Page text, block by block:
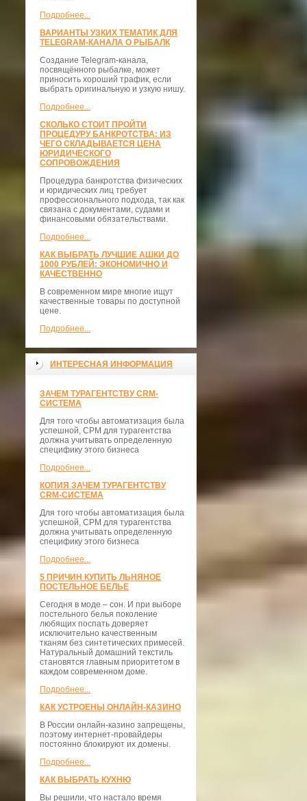
Подробнее...
ВАРИАНТЫ УЗКИХ ТЕМАТИК ДЛЯ
TELEGRAM-КАНАЛА О РЫБАЛК
Создание Telegram-канала,
посвящённого рыбалке, может
приносить хороший трафик, если
выбрать оригинальную и узкую нишу.
Подробнее...
СКОЛЬКО СТОИТ ПРОЙТИ
ПРОЦЕДУРУ БАНКРОТСТВА: ИЗ
ЧЕГО СКЛАДЫВАЕТСЯ ЦЕНА
ЮРИДИЧЕСКОГО
СОПРОВОЖДЕНИЯ
Процедура банкротства физических
и юридических лиц требует
профессионального подхода, так как
связана с документами, судами и
финансовыми обязательствами.
Подробнее...
КАК ВЫБРАТЬ ЛУЧШИЕ АШКИ ДО
1000 РУБЛЕЙ: ЭКОНОМИЧНО И
КАЧЕСТВЕННО
В современном мире многие ищут
качественные товары по доступной
цене.
Подробнее...
ИНТЕРЕСНАЯ ИНФОРМАЦИЯ
ЗАЧЕМ ТУРАГЕНТСТВУ CRM-
СИСТЕМА
Для того чтобы автоматизация была
успешной, СРМ для турагентства
должна учитывать определенную
специфику этого бизнеса
Подробнее...
КОПИЯ ЗАЧЕМ ТУРАГЕНТСТВУ
CRM-СИСТЕМА
Для того чтобы автоматизация была
успешной, СРМ для турагентства
должна учитывать определенную
специфику этого бизнеса
Подробнее...
5 ПРИЧИН КУПИТЬ ЛЬНЯНОЕ
ПОСТЕЛЬНОЕ БЕЛЬЕ
Сегодня в моде – сон. И при выборе
постельного белья поколение
любящих поспать доверяет
исключительно качественным
тканям без синтетических примесей.
Натуральный домашний текстиль
становятся главным приоритетом в
каждом современном доме.
Подробнее...
КАК УСТРОЕНЫ ОНЛАЙН-КАЗИНО
В России онлайн-казино запрещены,
поэтому интернет-провайдеры
постоянно блокируют их домены.
Подробнее...
КАК ВЫБРАТЬ КУХНЮ
Вы решили, что настало время